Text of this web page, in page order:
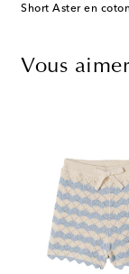
Vous